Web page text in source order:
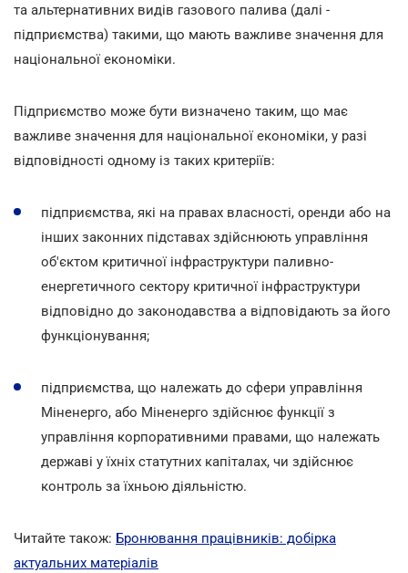
та альтернативних видів газового палива (далі -
підприємства) такими, що мають важливе значення для
національної економіки.
Підприємство може бути визначено таким, що має
важливе значення для національної економіки, у разі
відповідності одному із таких критеріїв:
підприємства, які на правах власності, оренди або на
інших законних підставах здійснюють управління
об'єктом критичної інфраструктури паливно-
енергетичного сектору критичної інфраструктури
відповідно до законодавства а відповідають за його
функціонування;
підприємства, що належать до сфери управління
Міненерго, або Міненерго здійснює функції з
управління корпоративними правами, що належать
державі у їхніх статутних капіталах, чи здійснює
контроль за їхньою діяльністю.
Читайте також: Бронювання працівників: добірка
актуальних матеріалів